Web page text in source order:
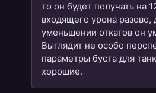
то он будет получать на
входящего урона
уменьшении откатов он
Выглядит не особо
параметры буста для
хорошие.